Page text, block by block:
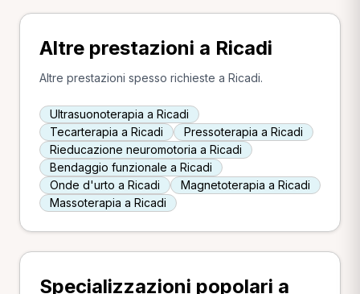
Altre prestazioni a Ricadi
Altre prestazioni spesso richieste a Ricadi.
Ultrasuonoterapia a Ricadi
Tecarterapia a Ricadi
Pressoterapia a Ricadi
Rieducazione neuromotoria a Ricadi
Bendaggio funzionale a Ricadi
Onde d'urto a Ricadi
Magnetoterapia a Ricadi
Massoterapia a Ricadi
Specializzazioni popolari a